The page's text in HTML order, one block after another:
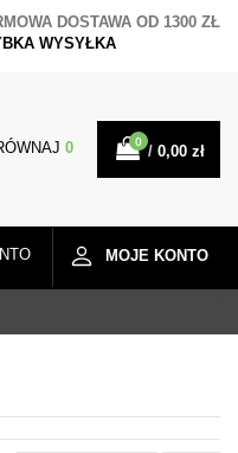
DOSTAWA OD 1300 ZŁ
WYSYŁKA
0 0
/ 0,00 zł
MOJE KONTO